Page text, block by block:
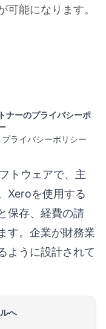
能になります。
ナーのプライバシーポ
ライバシーポリシー
トウェアで、主
Xeroを使用する
保存、経費の請
す。企業が財務業
ように設計されて
へ